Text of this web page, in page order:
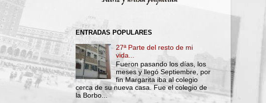
ENTRADAS POPULARES
27ª Parte del resto de mi
vida...
Fueron pasando los días, los
meses y llegó Septiembre, por
fin Margarita iba al colegio
cerca de su nueva casa. Fue el colegio de
la Borbo...